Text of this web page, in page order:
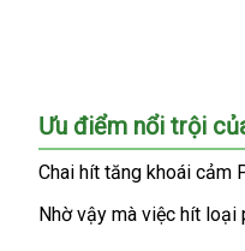
tăng
khoái
cảm
Popper
Ưu điểm nổi trội
Chai hít tăng khoái cảm
Nhờ vậy chợ
mà việc hít loại